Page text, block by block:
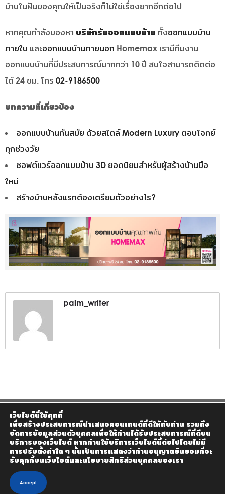
บ้านในฝันของคุณให้เป็นจริงก็ไม่ใช่เรื่องยากอีกต่อไป
หากคุณกำลังมองหา บริษัทรับออกแบบบ้าน ทั้งออกแบบบ้าน
ภายใน และออกแบบบ้านภายนอก Homemax เรามีทีมงาน
ออกแบบบ้านที่มีประสบการณ์มากกว่า 10 ปี สนใจสามารถติดต่อ
ได้ 24 ชม. โทร 02-9186500
บทความที่เกี่ยวข้อง
ออกแบบบ้านทันสมัย ด้วยสไตล์ Modern Luxury ตอบโจทย์
ทุกช่วงวัย
ซอฟต์แวร์ออกแบบบ้าน 3D ยอดนิยมสำหรับผู้สร้างบ้านมือ
ใหม่
สร้างบ้านหลังแรกต้องเตรียมตัวอย่างไร?
palm_writer
© 2020 Homemax The Builder Co., Ltd - Design by KTn
เว็บไซต์นี้ใช้คุกกี้
เพื่อสร้างประสบการณ์นำเสนอคอนเทนต์ที่ดีให้กับท่าน รวมถึง
จัดการข้อมูลส่วนตัวบุคคลเพื่อให้ท่านได้รับประสบการณ์ที่ดีบน
บริการของเว็บไซต์ หากท่านใช้บริการเว็บไซต์นี้ต่อไปโดยไม่มี
การปรับตั้งค่าใด ๆ นั้นเป็นการแสดงว่าท่านอนุญาตยินยอมที่จะ
รับคุกกี้บนเว็บไซต์และนโยบายสิทธิส่วนบุคคลของเรา
Accept